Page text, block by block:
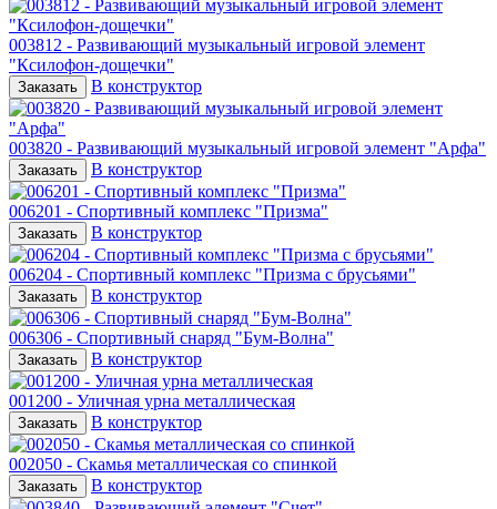
003812 - Развивающий музыкальный игровой элемент
"Ксилофон-дощечки"
Заказать В конструктор
003820 - Развивающий музыкальный игровой элемент "Арфа"
Заказать В конструктор
006201 - Спортивный комплекс "Призма"
Заказать В конструктор
006204 - Спортивный комплекс "Призма с брусьями"
Заказать В конструктор
006306 - Спортивный снаряд "Бум-Волна"
Заказать В конструктор
001200 - Уличная урна металлическая
Заказать В конструктор
002050 - Скамья металлическая со спинкой
Заказать В конструктор